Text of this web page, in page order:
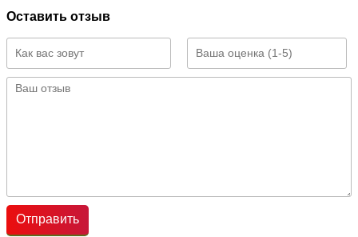
Оставить отзыв
Отправить